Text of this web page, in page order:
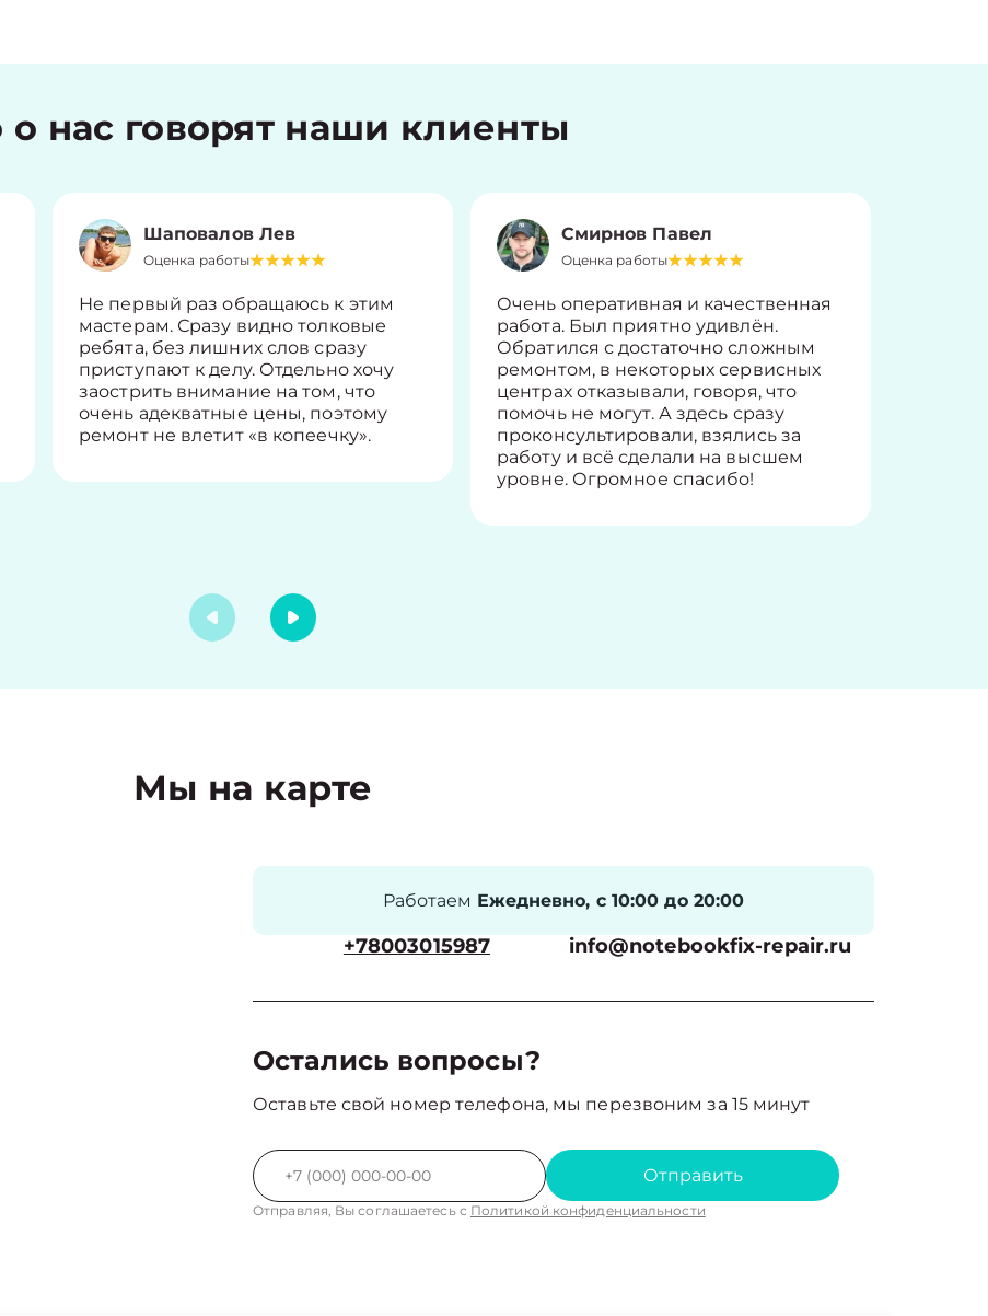
о нас говорят наши клиенты
Шаповалов Лев
Оценка работы
Не первый раз обращаюсь к этим
мастерам. Сразу видно толковые
ребята, без лишних слов сразу
приступают к делу. Отдельно хочу
заострить внимание на том, что
очень адекватные цены, поэтому
ремонт не влетит «в копеечку».
Смирнов Павел
Оценка работы
Очень оперативная и качественная
работа. Был приятно удивлён.
Обратился с достаточно сложным
ремонтом, в некоторых сервисных
центрах отказывали, говоря, что
помочь не могут. А здесь сразу
проконсультировали, взялись за
работу и всё сделали на высшем
уровне. Огромное спасибо!
Мы на карте
Работаем Ежедневно, с 10:00 до 20:00
+78003015987 info@notebookfix-repair.ru
Остались вопросы?
Оставьте свой номер телефона, мы перезвоним за 15 минут
Отправить
Отправляя, Вы соглашаетесь с Политикой конфиденциальности